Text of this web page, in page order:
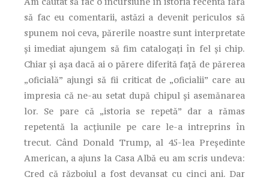
să fac eu comentarii, astăzi a devenit periculos să
spunem noi ceva, părerile noastre sunt interpretate
și imediat ajungem să fim catalogați în fel și chip.
Chiar și așa dacă ai o părere diferită față de părerea
„oficială” ajungi să fii criticat de „oficialii” care au
impresia că ne-au setat după chipul și asemănarea
lor. Se pare că „istoria se repetă” dar a rămas
repetentă la acțiunile pe care le-a intreprins în
trecut. Când Donald Trump, al 45-lea Președinte
American, a ajuns la Casa Albă eu am scris undeva:
Cred că războiul a fost devansat cu cinci ani. Dar